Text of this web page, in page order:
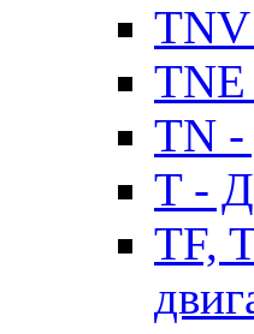
TNV
TNE
TN -
T -
TF,